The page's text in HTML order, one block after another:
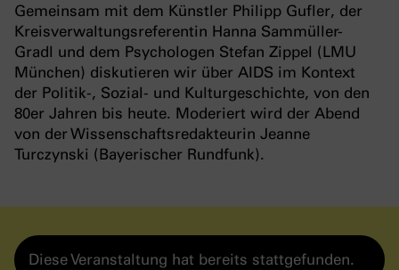
Gemeinsam mit dem Künstler Philipp Gufler, der
Kreisverwaltungsreferentin Hanna Sammüller-
Gradl und dem Psychologen Stefan Zippel (LMU
München) diskutieren wir über AIDS im Kontext
der Politik-, Sozial- und Kulturgeschichte, von den
80er Jahren bis heute. Moderiert wird der Abend
von der Wissenschaftsredakteurin Jeanne
Turczynski (Bayerischer Rundfunk).
Diese Veranstaltung hat bereits stattgefunden.